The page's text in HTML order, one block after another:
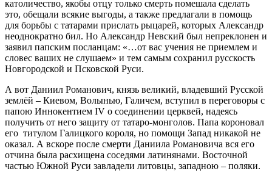
католичество, якобы отцу только смерть помешала сделать
это, обещали всякие выгоды, а также предлагали в помощь
для борьбы с татарами прислать рыцарей, которых Александр
неоднократно бил. Но Александр Невский был непреклонен и
заявил папским посланцам: «…от вас учения не приемлем и
словес ваших не слушаем» и тем самым сохранил русскость
Новгородской и Псковской Руси.
А вот Даниил Романович, князь великий, владевший Русской
землёй – Киевом, Волынью, Галичем, вступил в переговоры с
папою Иннокентием IV о соединении церквей, надеясь
получить от него защиту от татаро-монголов. Папа короновал
его титулом Галицкого короля, но помощи Запад никакой не
оказал. А вскоре после смерти Даниила Романовича вся его
отчина была расхищена соседями латинянами. Восточной
частью Южной Руси завладели литовцы, западною – поляки.